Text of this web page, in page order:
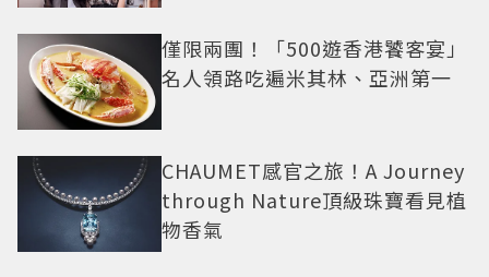
僅限兩團！「500遊香港饕客宴」
名人領路吃遍米其林、亞洲第一
CHAUMET感官之旅！A Journey
through Nature頂級珠寶看見植
物香氣